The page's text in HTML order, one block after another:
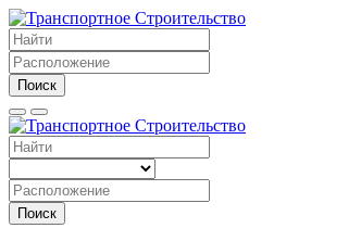
Поиск
Поиск